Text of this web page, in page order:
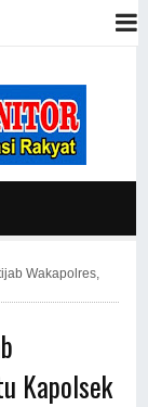
Wakapolres,
Kapolsek